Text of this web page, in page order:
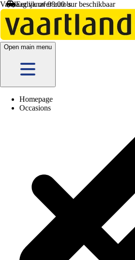
Vandaag vanaf 08:00 uur beschikbaar
Open main menu
Homepage
Occasions